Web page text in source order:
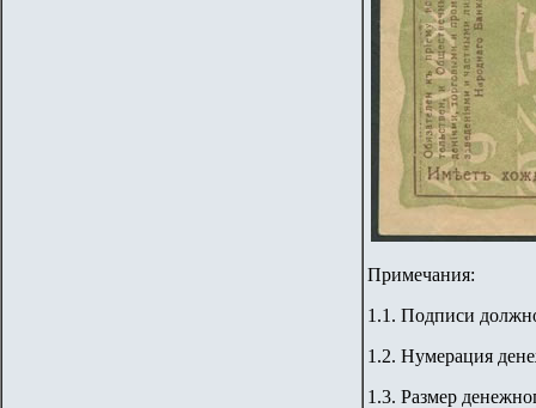
Примечания:
1.1. Подписи
1.2. Нумерация
1.3. Размер